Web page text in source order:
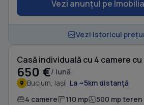
Vezi anunțul pe
Vezi istoricul
650 €/ lună
Bucium, Iași La ~5km distanță
4 camere 110 mp 500 mp teren